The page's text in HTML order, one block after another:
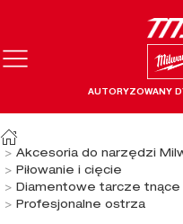
AUTORYZOWANY
Akcesoria do narzędzi
Piłowanie i cięcie
Diamentowe tarcze tnące
Profesjonalne ostrza